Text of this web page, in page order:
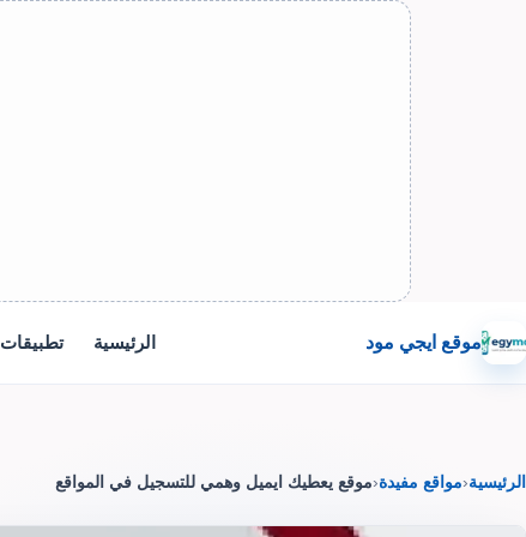
موقع ايجي مود الرئيسية تطبيقات
الرئيسية‹مواقع مفيدة‹موقع يعطيك ايميل وهمي للتسجيل في المواقع